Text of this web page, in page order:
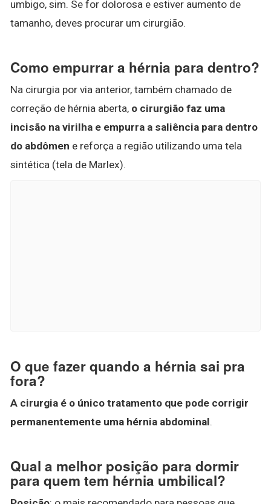
umbigo, sim. Se for dolorosa e estiver aumento de
tamanho, deves procurar um cirurgião.
Como empurrar a hérnia para dentro?
Na cirurgia por via anterior, também chamado de
correção de hérnia aberta, o cirurgião faz uma
incisão na virilha e empurra a saliência para dentro
do abdômen e reforça a região utilizando uma tela
sintética (tela de Marlex).
O que fazer quando a hérnia sai pra
fora?
A cirurgia é o único tratamento que pode corrigir
permanentemente uma hérnia abdominal.
Qual a melhor posição para dormir
para quem tem hérnia umbilical?